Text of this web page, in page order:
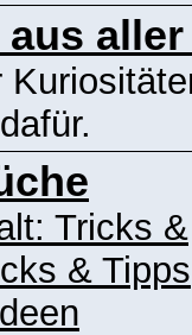
Tricks &
& Tipps